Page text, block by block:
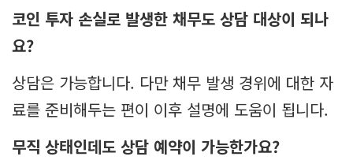
코인 투자 손실로 발생한 채무도 상담 대상이 되나
요?
상담은 가능합니다. 다만 채무 발생 경위에 대한 자
료를 준비해두는 편이 이후 설명에 도움이 됩니다.
무직 상태인데도 상담 예약이 가능한가요?